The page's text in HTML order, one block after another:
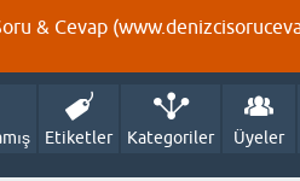
& Cevap
Etiketler Kategoriler Üyeler